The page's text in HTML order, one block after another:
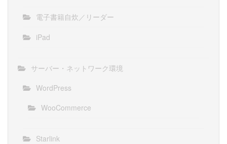
電子書籍自炊／リーダー
iPad
サーバー・ネットワーク環境
WordPress
WooCommerce
Starlink